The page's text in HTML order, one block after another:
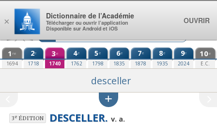
Aller au contenu
1 re
1694
2e
1718
3e
1740
4e
1762
5e
1798
6e
1835
7e
1878
8e
1935
9e
2024
10e
E.C.
desceller
3eÉDITION DESCELLER. v. a.
×
Dictionnaire de l’Académie
Télécharger ou ouvrir l’application
Disponible sur Android et iOS
OUVRIR